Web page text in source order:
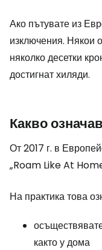
Ако пътувате из
изключения. Някои
няколко десетки
достигнат хиляди.
Какво
От 2017 г. в
„Roam Like At
На практика това
както у дома